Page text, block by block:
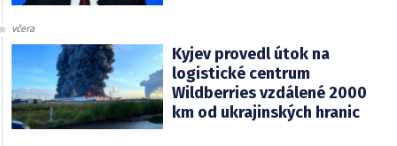
včera
Kyjev provedl útok na
logistické centrum
Wildberries vzdálené 2000
km od ukrajinských hranic